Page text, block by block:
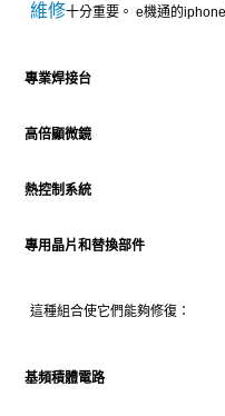
維修十分重要。 e機通的
專業焊接台
高倍顯微鏡
熱控制系統
專用晶片和替換部件
這種組合使它們能夠修復：
基頻積體電路